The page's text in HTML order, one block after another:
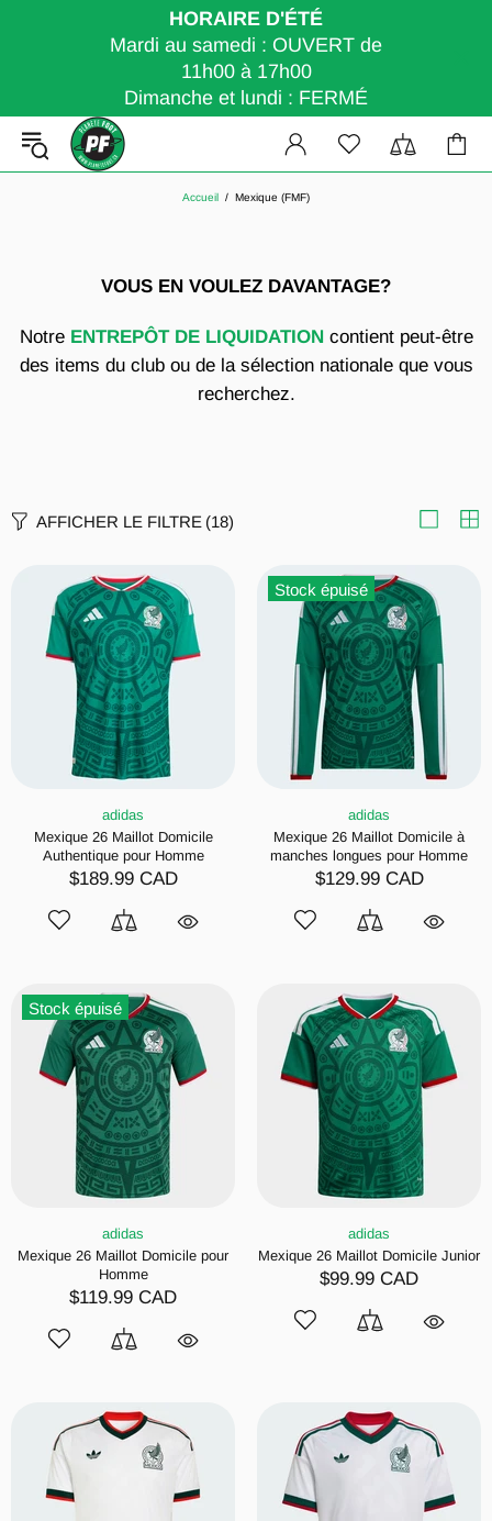
HORAIRE D'ÉTÉ
Mardi au samedi : OUVERT de
11h00 à 17h00
Dimanche et lundi : FERMÉ
Accueil Mexique (FMF)
VOUS EN VOULEZ DAVANTAGE?
Notre ENTREPÔT DE LIQUIDATIONcontient peut-être
des items du club ou de la sélection nationale que vous
recherchez.
AFFICHER LE FILTRE (18)
adidas
Mexique 26 Maillot Domicile
Authentique pour Homme
$189.99 CAD
Stock épuisé
adidas
Mexique 26 Maillot Domicile à
manches longues pour Homme
$129.99 CAD
Stock épuisé
adidas
Mexique 26 Maillot Domicile pour
Homme
$119.99 CAD
adidas
Mexique 26 Maillot Domicile Junior
$99.99 CAD